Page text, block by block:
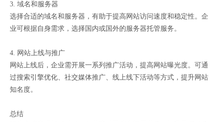
3. 域名和服务器
选择合适的域名和服务器，有助于提高网站访问速度和稳定性。企
业可根据自身需求，选择国内或国外的服务器托管服务。
4. 网站上线与推广
网站上线后，企业需开展一系列推广活动，提高网站曝光度。可通
过搜索引擎优化、社交媒体推广、线上线下活动等方式，提升网站
知名度。
总结